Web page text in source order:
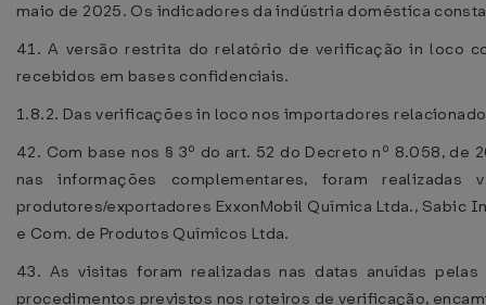
maio de 2025. Os indicadores da indústria doméstica
41. A versão restrita do relatório de verificação in loco
recebidos em bases confidenciais.
1.8.2. Das verificações in loco nos importadores
42. Com base nos § 3º do art. 52 do Decreto nº 8.058,
nas informações complementares, foram
produtores/exportadores ExxonMobil Química Ltda., Sabic
e Com. de Produtos Químicos Ltda.
43. As visitas foram realizadas nas datas anuídas
procedimentos previstos nos roteiros de verificação,